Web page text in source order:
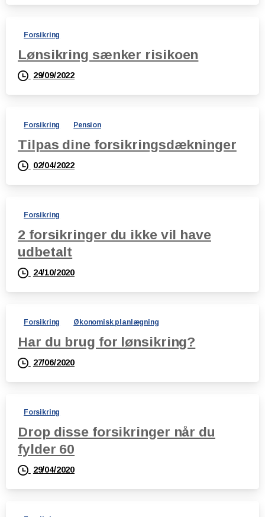
Forsikring
Lønsikring sænker risikoen
29/09/2022
Forsikring Pension
Tilpas dine forsikringsdækninger
02/04/2022
Forsikring
2 forsikringer du ikke vil have
udbetalt
24/10/2020
Forsikring Økonomisk planlægning
Har du brug for lønsikring?
27/06/2020
Forsikring
Drop disse forsikringer når du
fylder 60
29/04/2020